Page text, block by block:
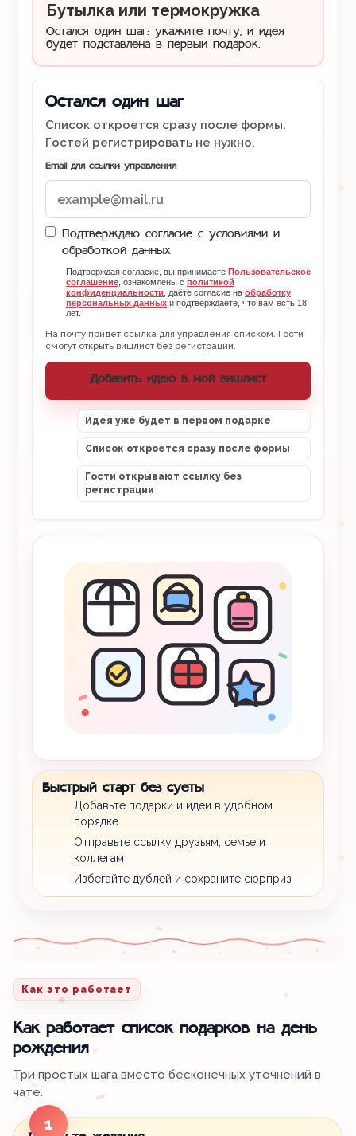
Бутылка или термокружка
Остался один шаг: укажите почту, и идея
будет подставлена в первый подарок.
Остался один шаг
Список откроется сразу после формы.
Гостей регистрировать не нужно.
Email для ссылки управления
Подтверждаю согласие с условиями и
обработкой данных
Подтверждая согласие, вы принимаете Пользовательское
соглашение , ознакомлены с политикой
конфиденциальности , даёте согласие на обработку
персональных данных и подтверждаете, что вам есть 18
лет.
На почту придёт ссылка для управления списком. Гости
смогут открыть вишлист без регистрации.
Добавить идею в мой вишлист
Идея уже будет в первом подарке
Список откроется сразу после формы
Гости открывают ссылку без
регистрации
Быстрый старт без суеты
Добавьте подарки и идеи в удобном
порядке
Отправьте ссылку друзьям, семье и
коллегам
Избегайте дублей и сохраните сюрприз
Как это работает
Как работает список подарков на день
рождения
Три простых шага вместо бесконечных уточнений в
чате.
1